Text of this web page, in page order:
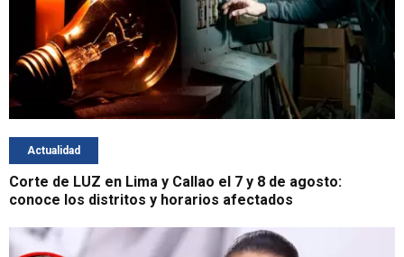
Actualidad
Corte de LUZ en Lima y Callao el 7 y 8 de agosto:
conoce los distritos y horarios afectados